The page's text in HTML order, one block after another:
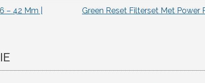
– 42 Mm |
Green Reset Filterset Met Power